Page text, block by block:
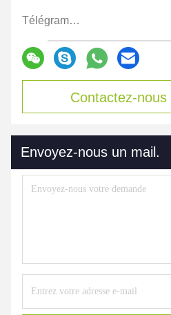
Télégramme:
Contactez-
Envoyez-nous un mail.